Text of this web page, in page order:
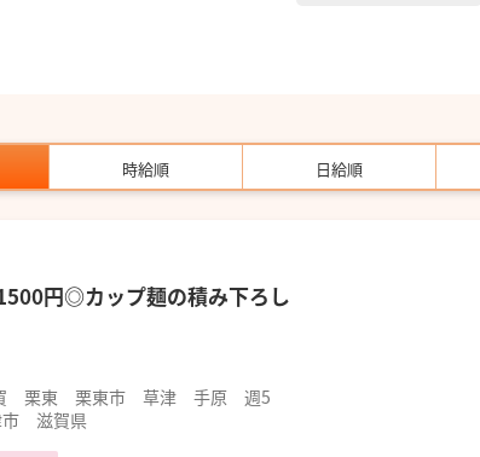
時給順 日給順
円◎カップ麺の積み下ろし
栗東 栗東市 草津 手原 週5
滋賀県